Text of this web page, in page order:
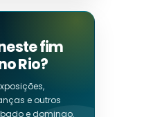
fim
Rio?
e outros
e domingo.